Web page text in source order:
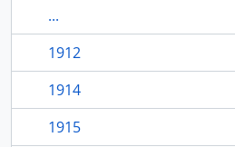
...
1912
1914
1915